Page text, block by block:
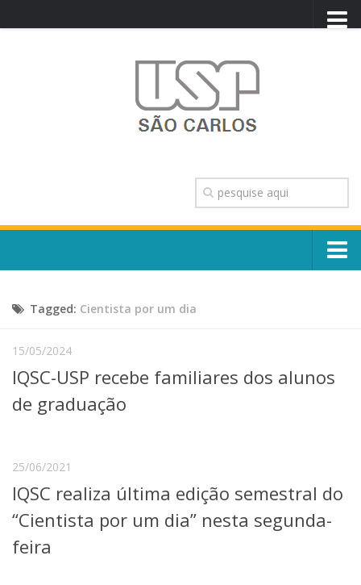
TRANSPARÊNCIA
OUVIDORIA
CONTATO
Escola, Institutos e Órgãos
Núcleos e Comissões
Telefones e Mapas
Pessoas
Ensino
Educação a distância
Cursos de Extensão
Pesquisa e Inovação
Linhas de Pesquisa
Centros, Núcleos e Projetos em Rede
Tagged: Cientista por um dia
15/05/2024
IQSC-USP recebe familiares dos alunos
de graduação
25/06/2021
IQSC realiza última edição semestral do
“Cientista por um dia” nesta segunda-
feira